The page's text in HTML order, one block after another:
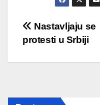
Post
navigation
Nastavljaju se
protesti u Srbiji